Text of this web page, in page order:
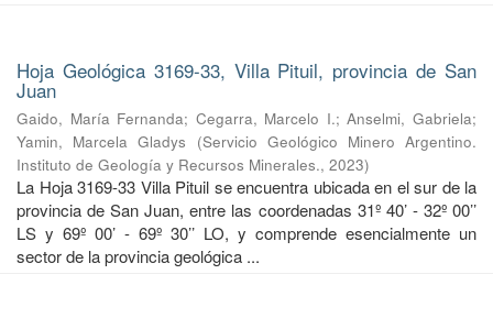
Hoja Geológica 3169-33, Villa Pituil, provincia de San
Juan
Gaido, María Fernanda; Cegarra, Marcelo I.;Anselmi, Gabriela;
Yamin, Marcela Gladys
(Servicio Geológico Minero Argentino.
Instituto de Geología y Recursos Minerales., 2023)
La Hoja 3169-33 Villa Pituil se encuentra ubicada en el sur de la
provincia de San Juan, entre las coordenadas 31º 40’ - 32º 00’’
LS y 69º 00’ - 69º 30’’ LO, y comprende esencialmente un
sector de la provincia geológica ...